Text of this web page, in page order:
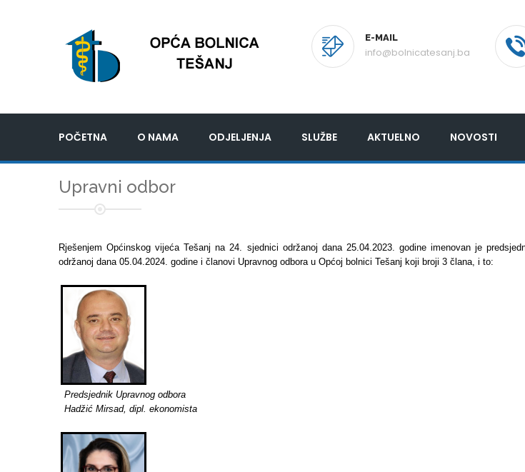
E-MAIL
info@bolnicatesanj.ba
POČETNA O NAMA ODJELJENJA SLUŽBE AKTUELNO NOVOSTI
Upravni odbor
Rješenjem Općinskog vijeća Tešanj na 24. sjednici održanoj dana 25.04.2023. godine imenovan je
održanoj dana 05.04.2024. godine i članovi Upravnog odbora u Općoj bolnici Tešanj koji broji 3 člana, i to:
Predsjednik Upravnog odbora
Hadžić Mirsad, dipl. ekonomista